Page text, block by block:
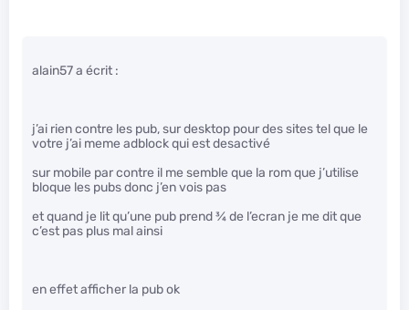
alain57 a écrit :
j’ai rien contre les pub, sur desktop pour des sites tel que le
votre j’ai meme adblock qui est desactivé
sur mobile par contre il me semble que la rom que j’utilise
bloque les pubs donc j’en vois pas
et quand je lit qu’une pub prend3⁄4de l’ecran je me dit que
c’est pas plus mal ainsi
en effet afficher la pub ok